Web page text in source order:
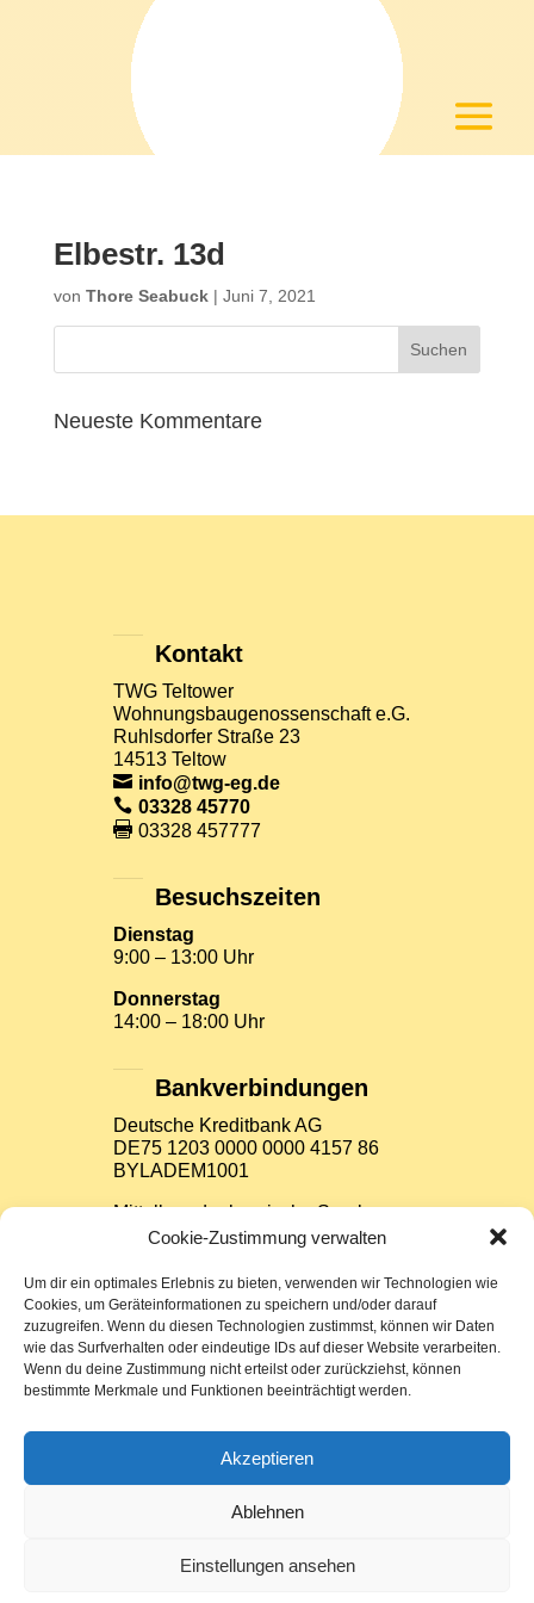
Cookie-Zustimmung verwalten
Um dir ein optimales Erlebnis zu bieten, verwenden wir Technologien wie
Cookies, um Geräteinformationen zu speichern und/oder darauf
zuzugreifen. Wenn du diesen Technologien zustimmst, können wir Daten
wie das Surfverhalten oder eindeutige IDs auf dieser Website verarbeiten.
Wenn du deine Zustimmung nicht erteilst oder zurückziehst, können
bestimmte Merkmale und Funktionen beeinträchtigt werden.
Akzeptieren
Ablehnen
Einstellungen ansehen
Elbestr. 13d
von Thore Seabuck| Juni 7, 2021
Neueste Kommentare
Kontakt
TWG Teltower
Wohnungsbaugenossenschaft e.G.
Ruhlsdorfer Straße 23
14513 Teltow
info@twg-eg.de
03328 45770
03328 457777
Besuchszeiten
Dienstag
9:00 – 13:00 Uhr
Donnerstag
14:00 – 18:00 Uhr
Bankverbindungen
Deutsche Kreditbank AG
DE75 1203 0000 0000 4157 86
BYLADEM1001
Mittelbrandenburgische Sparkasse
Potsdam
WELADED1PMB
Impressum
Datenschutz
Sitemap